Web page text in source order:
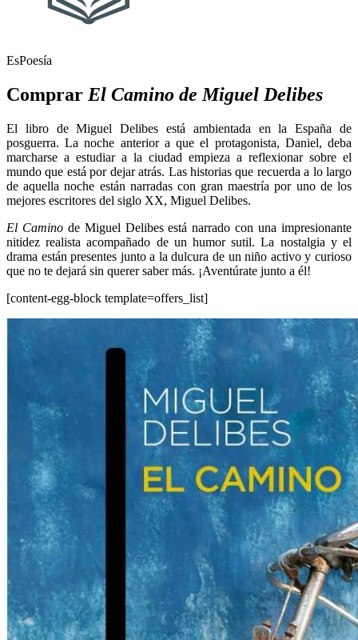
EsPoesía
Comprar El Camino de Miguel Delibes
El libro de Miguel Delibes está ambientada en la España de
posguerra. La noche anterior a que el protagonista, Daniel, deba
marcharse a estudiar a la ciudad empieza a reflexionar sobre el
mundo que está por dejar atrás. Las historias que recuerda a lo largo
de aquella noche están narradas con gran maestría por uno de los
mejores escritores del siglo XX, Miguel Delibes.
El Camino de Miguel Delibes está narrado con una impresionante
nitidez realista acompañado de un humor sutil. La nostalgia y el
drama están presentes junto a la dulcura de un niño activo y curioso
que no te dejará sin querer saber más. ¡Aventúrate junto a él!
[content-egg-block template=offers_list]